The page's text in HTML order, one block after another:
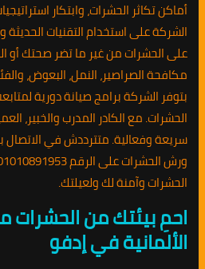
أماكن تكاثر الحشرات، وابتكار
الشركة على استخدام التقنيات
على الحشرات من غير ما تضر صحتك أو
مكافحة الصراصير، النمل، البعوض،
بتوفر الشركة برامج صيانة دورية
الحشرات. مع الكادر المدرب والخبير،
سريعة وفعالية. متترددش في الاتصال
الحشرات وآمنة لك ولعيلتك.
احمِ بيئتك من الحشرات
الألمانية في إدفو